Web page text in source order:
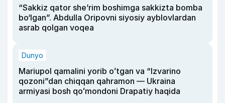
“Sakkiz qator she’rim boshimga sakkizta bomba
bo‘lgan”. Abdulla Oripovni siyosiy ayblovlardan
asrab qolgan voqea
Dunyo
Mariupol qamalini yorib oʻtgan va “Izvarino
qozoni”dan chiqqan qahramon — Ukraina
armiyasi bosh qoʻmondoni Drapatiy haqida